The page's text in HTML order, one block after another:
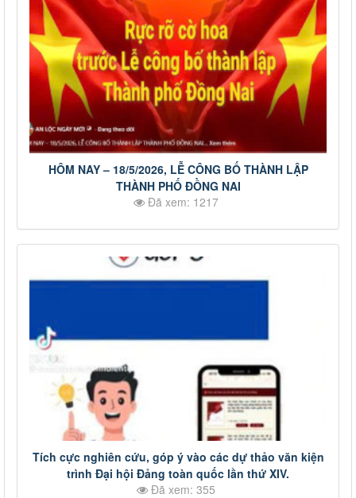
HÔM NAY – 18/5/2026, LỄ CÔNG BỐ THÀNH LẬP
THÀNH PHỐ ĐỒNG NAI
Đã xem: 1217
Tích cực nghiên cứu, góp ý vào các dự thảo văn kiện
trình Đại hội Đảng toàn quốc lần thứ XIV.
Đã xem: 355